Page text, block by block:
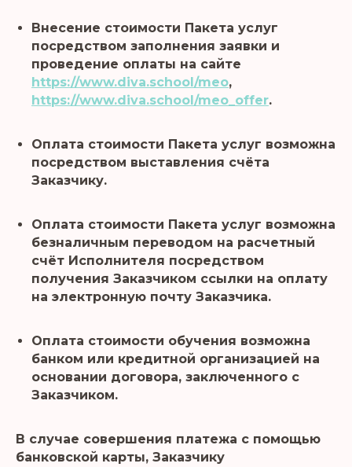
Внесение стоимости Пакета услуг
посредством заполнения заявки и
проведение оплаты на сайте
https://www.diva.school/meo,
https://www.diva.school/meo_offer.
Оплата стоимости Пакета услуг возможна
посредством выставления счёта
Заказчику.
Оплата стоимости Пакета услуг возможна
безналичным переводом на расчетный
счёт Исполнителя посредством
получения Заказчиком ссылки на оплату
на электронную почту Заказчика.
Оплата стоимости обучения возможна
банком или кредитной организацией на
основании договора, заключенного с
Заказчиком.
В случае совершения платежа с помощью
банковской карты, Заказчику